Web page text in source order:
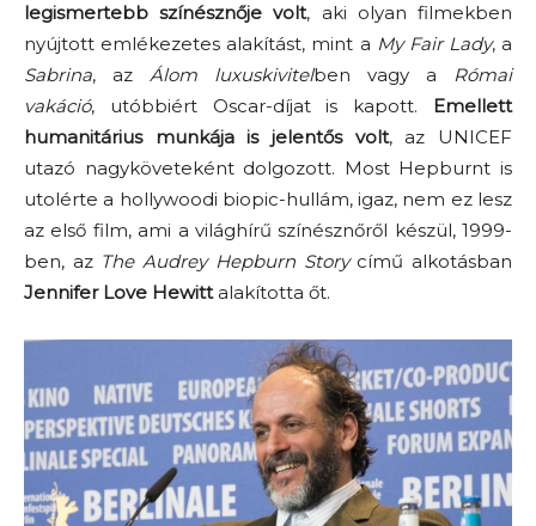
legismertebb színésznője volt, aki olyan filmekben
nyújtott emlékezetes alakítást, mint a My Fair Lady, a
Sabrina, az Álom luxuskivitelben vagy a Római
vakáció, utóbbiért Oscar-díjat is kapott. Emellett
humanitárius munkája is jelentős volt, az UNICEF
utazó nagyköveteként dolgozott. Most Hepburnt is
utolérte a hollywoodi biopic-hullám, igaz, nem ez lesz
az első film, ami a világhírű színésznőről készül, 1999-
ben, az The Audrey Hepburn Story című alkotásban
Jennifer Love Hewittalakította őt.